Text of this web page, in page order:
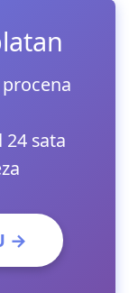
sata
→